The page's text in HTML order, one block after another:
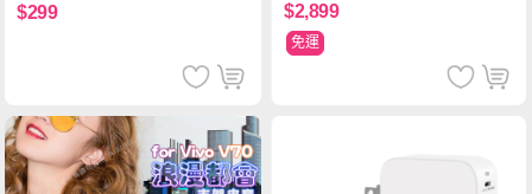
$299 $2,899
免運